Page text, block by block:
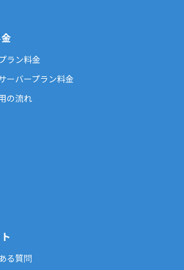
ラン料金
ーバープラン料金
の流れ
る質問